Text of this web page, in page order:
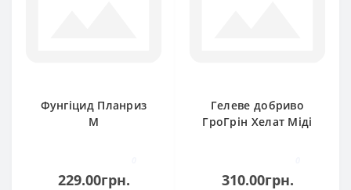
Фунгіцид Планриз
М
229.00грн.
Гелеве добриво
ГроГрін Хелат Міді
310.00грн.